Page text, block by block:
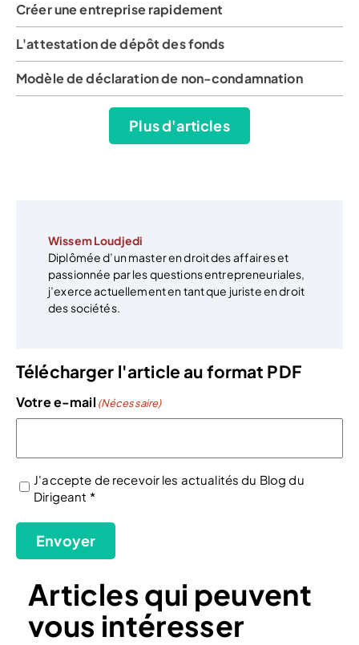
Créer une entreprise rapidement
L'attestation de dépôt des fonds
Modèle de déclaration de non-condamnation
Plus d'articles
Wissem Loudjedi
Diplômée d’un master en droit des affaires et
passionnée par les questions entrepreneuriales,
j’exerce actuellement en tant que juriste en droit
des sociétés.
Télécharger l'article au format PDF
Votre e-mail (Nécessaire)
(Nécessaire)
J'accepte de recevoir les actualités du Blog du
Dirigeant *
Envoyer
Articles qui peuvent
vous intéresser